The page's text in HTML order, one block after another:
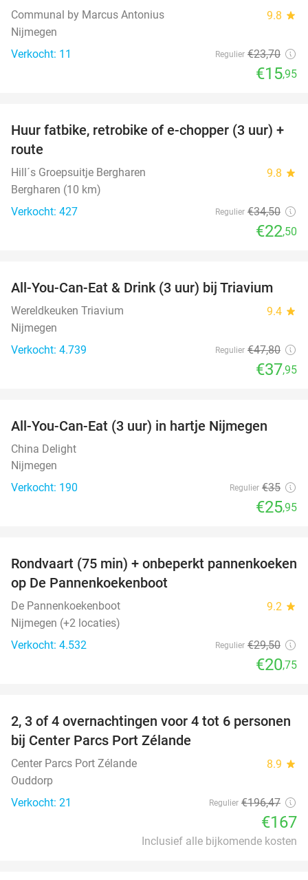
Communal by Marcus Antonius 9.8 star
Nijmegen
Verkocht: 11
Regulier €23,70
€15,95
35%
Huur fatbike, retrobike of e-chopper (3 uur) +
route
Hill´s Groepsuitje Bergharen 9.8 star
Bergharen (10 km)
Verkocht: 427
Regulier €34,50
€22,50
21%
All-You-Can-Eat & Drink (3 uur) bij Triavium
Wereldkeuken Triavium 9.4 star
Nijmegen
Verkocht: 4.739
Regulier €47,80
€37,95
26%
All-You-Can-Eat (3 uur) in hartje Nijmegen
China Delight
Nijmegen
Verkocht: 190
Regulier €35
€25,95
30%
Rondvaart (75 min) + onbeperkt pannenkoeken
op De Pannenkoekenboot
De Pannenkoekenboot 9.2 star
Nijmegen (+2 locaties)
Verkocht: 4.532
Regulier €29,50
€20,75
15%
2, 3 of 4 overnachtingen voor 4 tot 6 personen
bij Center Parcs Port Zélande
Center Parcs Port Zélande 8.9 star
Ouddorp
Verkocht: 21
Regulier €196,47
€167
Inclusief alle bijkomende kosten